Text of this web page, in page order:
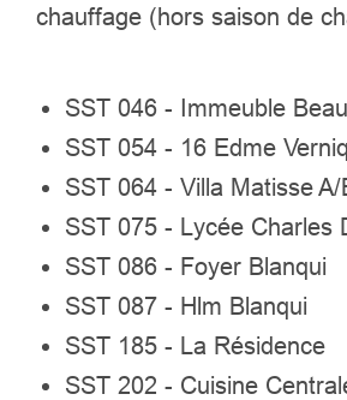
chauffage (hors saison de
SST 046 - Immeuble
SST 054 - 16 Edme
SST 064 - Villa Matisse A/
SST 075 - Lycée Charles
SST 086 - Foyer Blanqui
SST 087 - Hlm Blanqui
SST 185 - La Résidence
SST 202 - Cuisine